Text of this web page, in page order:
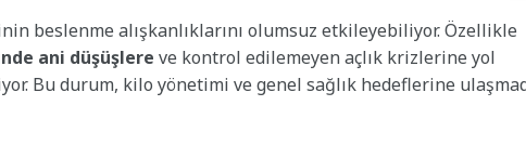
beslenme alışkanlıklarını olumsuz etkileyebiliyor. Özellikle
ani düşüşlere ve kontrol edilemeyen açlık krizlerine yol
Bu durum, kilo yönetimi ve genel sağlık hedeflerine